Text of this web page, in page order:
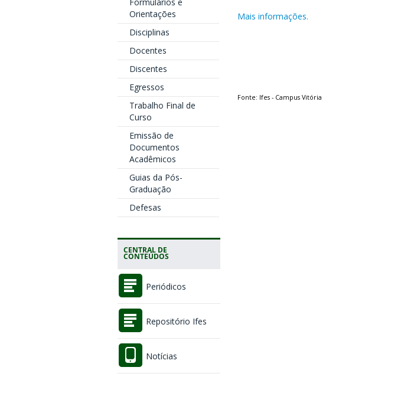
Orientações
Disciplinas
Docentes
Discentes
Egressos
Trabalho Final de
Curso
Emissão de
Documentos
Acadêmicos
Guias da Pós-
Graduação
Defesas
CENTRAL DE
CONTEÚDOS
Periódicos
Repositório Ifes
Notícias
Mais informações.
Fonte: Ifes - Campus Vitória